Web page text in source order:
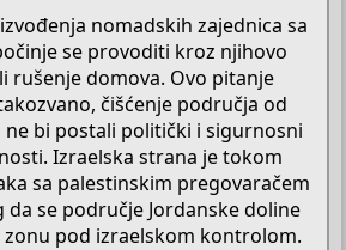
nomadskih zajednica sa
se provoditi kroz njihovo
rušenje domova. Ovo pitanje
čišćenje područja od
bi postali politički i sigurnosni
Izraelska strana je tokom
sa palestinskim pregovaračem
se područje Jordanske doline
pod izraelskom kontrolom.